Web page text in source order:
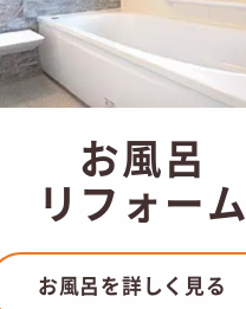
お風呂
リフォーム
お風呂を詳しく見る